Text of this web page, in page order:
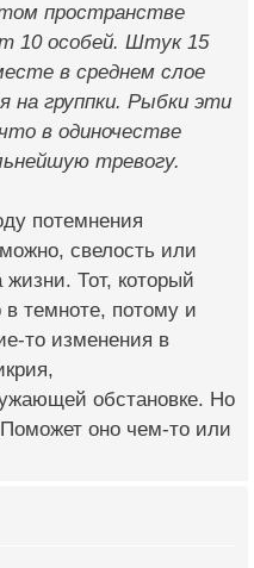
пространстве
10 особей. Штук 15
в среднем слое
группки. Рыбки эти
в одиночестве
тревогу.
потемнения
свелость или
жизни. Тот, который
в темноте, потому и
то изменения в
обстановке. Но
оно чем-то или